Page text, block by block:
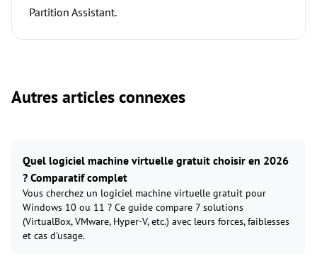
Partition Assistant.
Autres articles connexes
Quel logiciel machine virtuelle gratuit choisir en 2026
? Comparatif complet
Vous cherchez un logiciel machine virtuelle gratuit pour
Windows 10 ou 11 ? Ce guide compare 7 solutions
(VirtualBox, VMware, Hyper-V, etc.) avec leurs forces, faiblesses
et cas d'usage.